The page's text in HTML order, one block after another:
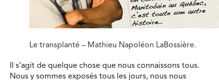
Le transplanté – Mathieu Napoléon LaBossière.
Il s’agit de quelque chose que nous connaissons tous.
Nous y sommes exposés tous les jours, nous nous